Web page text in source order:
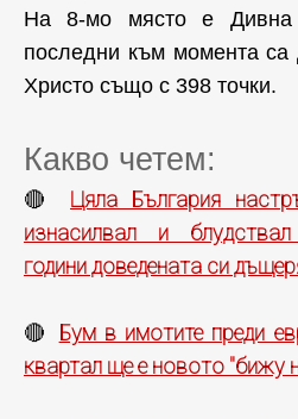
На 8-мо място е
последни към момента са
Христо също с 398 точки.
Какво четем:
🔴 Цяла България
изнасилвал и
години доведената си
🔴
Бум в имотите преди
квартал ще е новото "бижу